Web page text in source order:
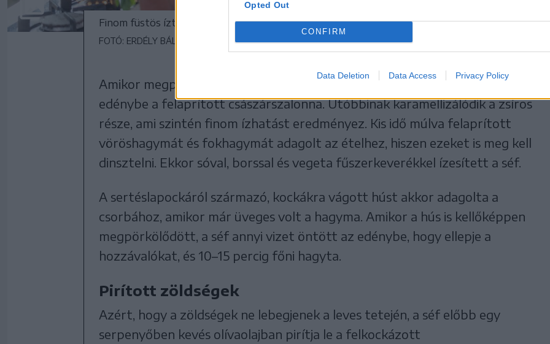
Opted Out
CONFIRM
Data Deletion Data Access Privacy Policy
Finom füstös ízt ad a levesnek a lepirított, csontos sertésnyak
FOTÓ: ERDÉLY BÁLINT ELŐD
Amikor megpirult a csontos hús és az olaj is színt váltott, akkor került az
edénybe a felaprított császárszalonna. Utóbbinak karamellizálódik a zsíros
része, ami szintén finom ízhatást eredményez. Kis idő múlva felaprított
vöröshagymát és fokhagymát adagolt az ételhez, hiszen ezeket is meg kell
dinsztelni. Ekkor sóval, borssal és vegeta fűszerkeverékkel ízesített a séf.
A sertéslapockáról származó, kockákra vágott húst akkor adagolta a
csorbához, amikor már üveges volt a hagyma. Amikor a hús is kellőképpen
megpörkölődött, a séf annyi vizet öntött az edénybe, hogy ellepje a
hozzávalókat, és 10–15 percig főni hagyta.
Pirított zöldségek
Azért, hogy a zöldségek ne lebegjenek a leves tetején, a séf előbb egy
serpenyőben kevés olívaolajban pirítja le a felkockázott